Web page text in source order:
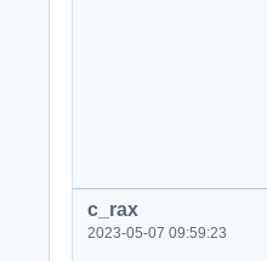
c_rax
2023-05-07 09:59:23